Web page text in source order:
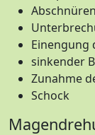
Einengung
sinkender
Zunahme
Schock